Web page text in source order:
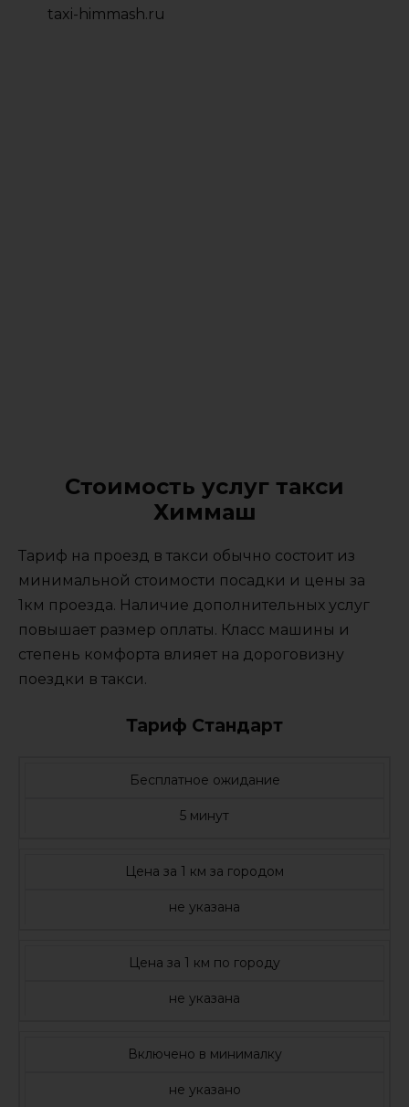
taxi-himmash.ru
Стоимость услуг такси
Химмаш
Тариф на проезд в такси обычно состоит из
минимальной стоимости посадки и цены за
1км проезда. Наличие дополнительных услуг
повышает размер оплаты. Класс машины и
степень комфорта влияет на дороговизну
поездки в такси.
Тариф Стандарт
Бесплатное ожидание
5 минут
Цена за 1 км за городом
не указана
Цена за 1 км по городу
не указана
Включено в минималку
не указано